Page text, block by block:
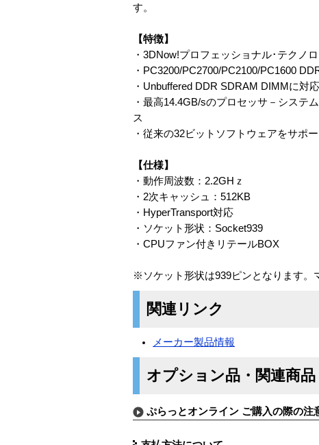
す。
【特徴】
・3DNow!プロフェッショナル･テクノ
・PC3200/PC2700/PC2100/PC1600
・Unbuffered DDR SDRAM DIMMに対応
・最高14.4GB/sのプロセッサ－システ
ス
・従来の32ビットソフトウェアをサポ
【仕様】
・動作周波数：2.2GHｚ
・2次キャッシュ：512KB
・HyperTransport対応
・ソケット形状：Socket939
・CPUファン付きリテールBOX
※ソケット形状は939ピンとなります。
関連リンク
メーカー製品情報
オプション品・関連商品
ぷらっとオンライン ご購入の際の注